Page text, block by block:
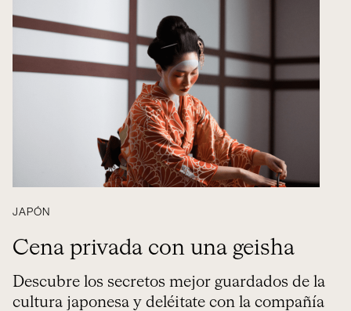
JAPÓN
Cena privada con una geisha
Descubre los secretos mejor guardados de la
cultura japonesa y deléitate con la compañía